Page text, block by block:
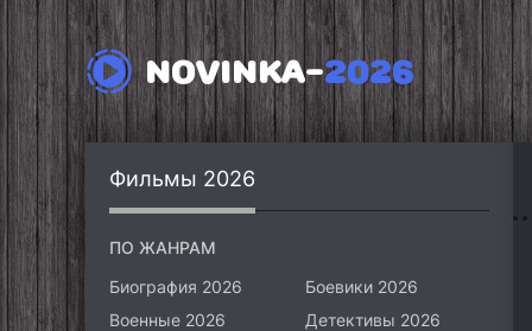
NOVINKA-2026
Фильмы 2026
ПО ЖАНРАМ
Биография 2026
Боевики 2026
Военные 2026
Детективы 2026